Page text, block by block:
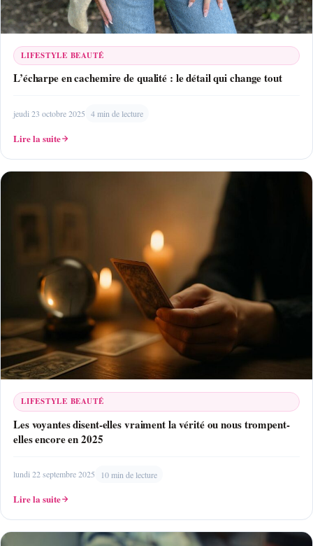
LIFESTYLE BEAUTÉ
L’écharpe en cachemire de qualité : le détail qui change tout
jeudi 23 octobre 2025 4 min de lecture
Lire la suite
LIFESTYLE BEAUTÉ
Les voyantes disent-elles vraiment la vérité ou nous trompent-
elles encore en 2025
lundi 22 septembre 2025 10 min de lecture
Lire la suite